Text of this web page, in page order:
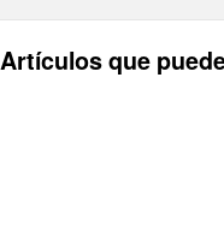
Artículos que